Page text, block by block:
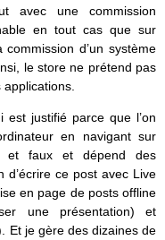
avec une commission
en tout cas que sur
commission d’un système
le store ne prétend pas
est justifié parce que l’on
en navigant sur
faux et dépend des
d’écrire ce post avec Live
en page de posts offline
une présentation) et
Et je gère des dizaines de